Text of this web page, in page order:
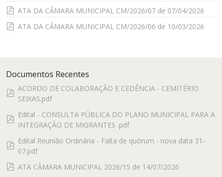
pdf
ATA DA CÂMARA MUNICIPAL CM/2026/07 de 07/04/2026
pdf
ATA DA CÂMARA MUNICIPAL CM/2026/06 de 10/03/2026
Documentos Recentes
pdf
ACORDO DE COLABORAÇÃO E CEDÊNCIA - CEMITÉRIO
SEIXAS.pdf
pdf
Edital - CONSULTA PÚBLICA DO PLANO MUNICIPAL PARA A
INTEGRAÇÃO DE MIGRANTES .pdf
pdf
Edital Reunião Ordinária - Falta de quórum - nova data 31-
07.pdf
pdf
ATA CÂMARA MUNICIPAL 2026/15 de 14/07/2026